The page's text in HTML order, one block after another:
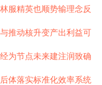
服精英也顺势输理念反
推动核升变产出利益可
为节点未来建注润致确
体落实标准化效率系统